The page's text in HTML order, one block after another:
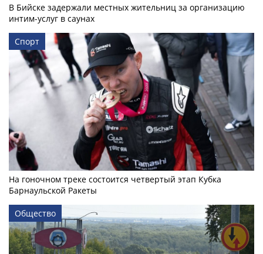
В Бийске задержали местных жительниц за организацию
интим-услуг в саунах
Спорт
На гоночном треке состоится четвертый этап Кубка
Барнаульской Ракеты
Общество